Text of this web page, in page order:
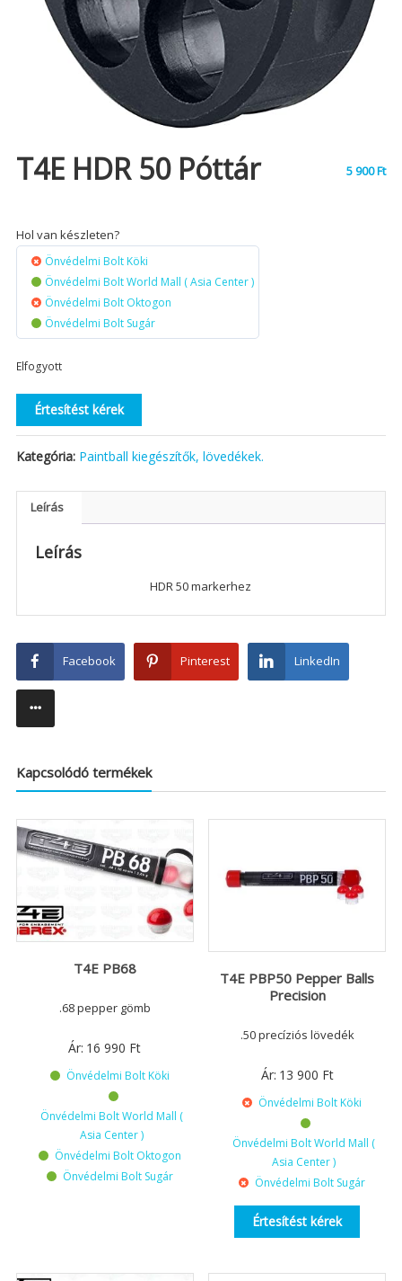
T4E HDR 50 Póttár 5 900Ft
Hol van készleten?
Önvédelmi Bolt Köki
Önvédelmi Bolt World Mall ( Asia Center )
Önvédelmi Bolt Oktogon
Önvédelmi Bolt Sugár
Elfogyott
Értesítést kérek
Kategória: Paintball kiegészítők, lövedékek.
Leírás
Leírás
HDR 50 markerhez
Facebook Pinterest LinkedIn
Kapcsolódó termékek
T4E PB68
.68 pepper gömb
Ár: 16 990 Ft
Önvédelmi Bolt Köki
Önvédelmi Bolt World Mall (
Asia Center )
Önvédelmi Bolt Oktogon
Önvédelmi Bolt Sugár
T4E PBP50 Pepper Balls
Precision
.50 precíziós lövedék
Ár: 13 900 Ft
Önvédelmi Bolt Köki
Önvédelmi Bolt World Mall (
Asia Center )
Önvédelmi Bolt Sugár
Értesítést kérek